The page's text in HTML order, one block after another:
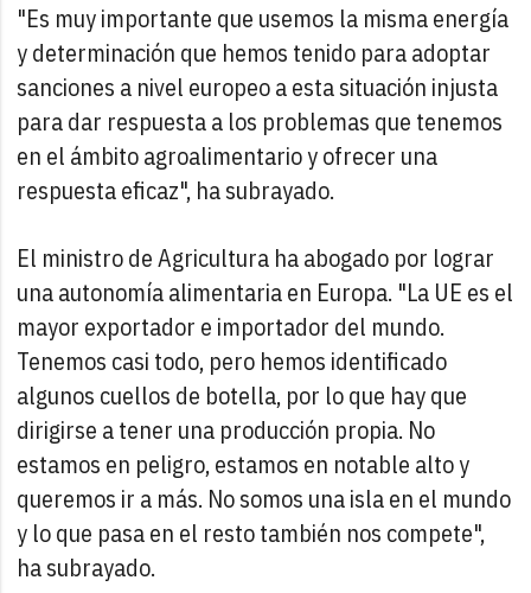
"Es muy importante que usemos la misma energía
y determinación que hemos tenido para adoptar
sanciones a nivel europeo a esta situación injusta
para dar respuesta a los problemas que tenemos
en el ámbito agroalimentario y ofrecer una
respuesta eficaz", ha subrayado.
El ministro de Agricultura ha abogado por lograr
una autonomía alimentaria en Europa. "La UE es el
mayor exportador e importador del mundo.
Tenemos casi todo, pero hemos identificado
algunos cuellos de botella, por lo que hay que
dirigirse a tener una producción propia. No
estamos en peligro, estamos en notable alto y
queremos ir a más. No somos una isla en el mundo
y lo que pasa en el resto también nos compete",
ha subrayado.